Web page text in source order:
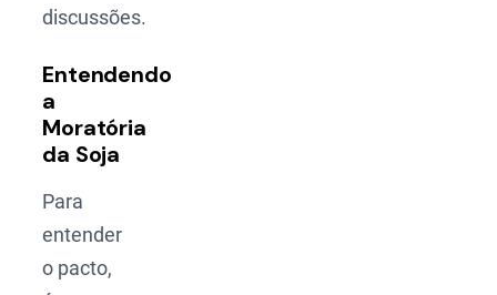
discussões.
Entendendo
a
Moratória
da Soja
Para
entender
o pacto,